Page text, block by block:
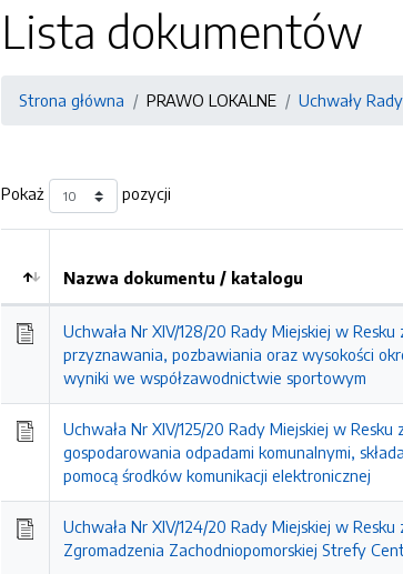
Lista dokumentów
Strona główna PRAWO LOKALNE Uchwały
Pokaż pozycji
Nazwa dokumentu / katalogu
Uchwała Nr XIV/128/20 Rady Miejskiej w
przyznawania, pozbawiania oraz wysokości
wyniki we współzawodnictwie sportowym
Uchwała Nr XIV/125/20 Rady Miejskiej w
gospodarowania odpadami komunalnymi,
pomocą środków komunikacji elektronicznej
Uchwała Nr XIV/124/20 Rady Miejskiej w
Zgromadzenia Zachodniopomorskiej Strefy